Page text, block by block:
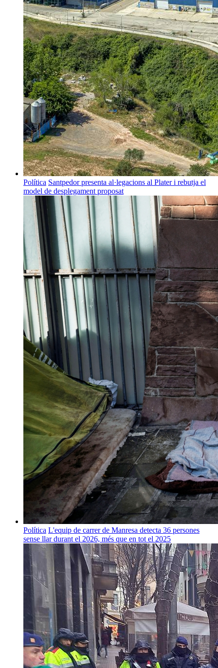
Política Santpedor presenta al·legacions al Plater i rebutja el
model de desplegament proposat
Política L'equip de carrer de Manresa detecta 36 persones
sense llar durant el 2026, més que en tot el 2025